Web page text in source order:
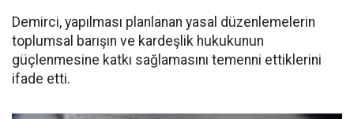
Demirci, yapılması planlanan yasal düzenlemelerin
toplumsal barışın ve kardeşlik hukukunun
güçlenmesine katkı sağlamasını temenni ettiklerini
ifade etti.